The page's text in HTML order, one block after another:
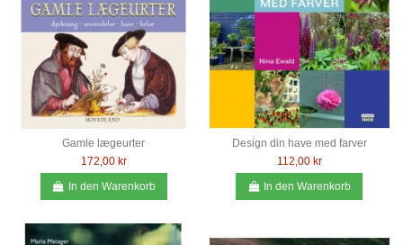
Gamle lægeurter
172,00 kr
In den Warenkorb
Design din have med farver
112,00 kr
In den Warenkorb